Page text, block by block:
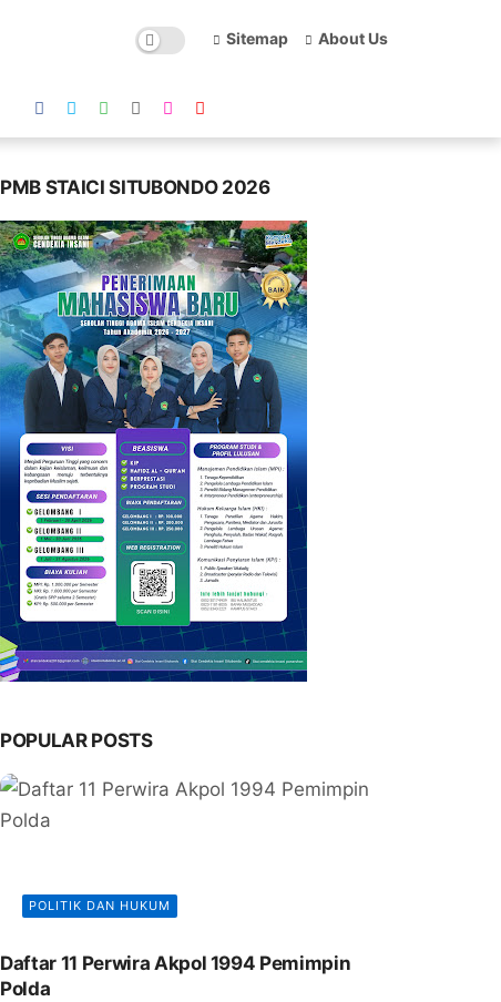
Sitemap About Us
PMB STAICI SITUBONDO 2026
POPULAR POSTS
POLITIK DAN HUKUM
Daftar 11 Perwira Akpol 1994 Pemimpin
Polda